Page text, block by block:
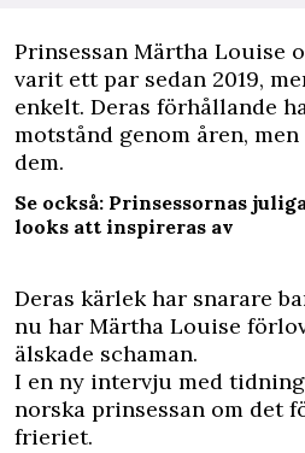
Prinsessan Märtha Louise
varit ett par sedan 2019,
enkelt. Deras förhållande
motstånd genom åren,
dem.
Se också: Prinsessornas
looks att inspireras av
Deras kärlek har snarare
nu har Märtha Louise
älskade schaman.
I en ny intervju med
norska prinsessan om det
frieriet.